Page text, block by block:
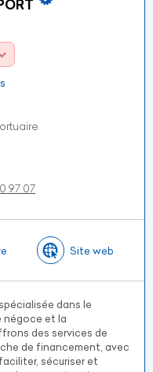
97 07
Site web
dans le
négoce et la
des services de
de financement, avec
sécuriser et